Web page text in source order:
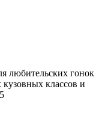
любительских гонок
классов и